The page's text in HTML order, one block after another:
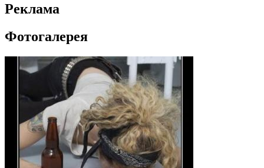
Реклама
Фотогалерея